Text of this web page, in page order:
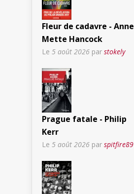
Fleur de cadavre - Anne
Mette Hancock
Le 5 août 2026 par stokely
Prague fatale - Philip
Kerr
Le 5 août 2026 par spitfire89